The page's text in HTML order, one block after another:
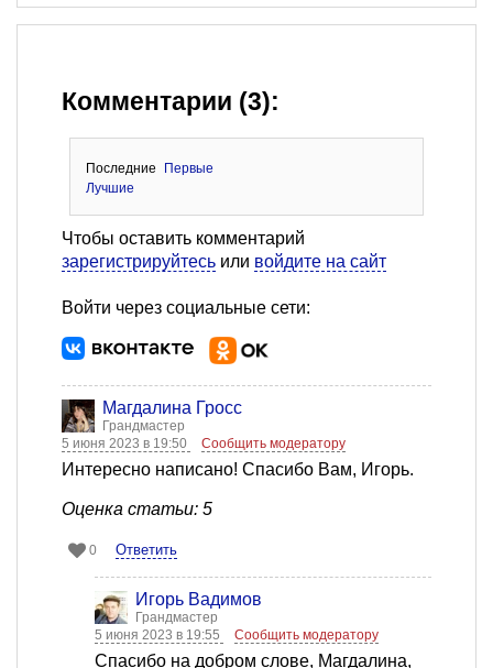
Комментарии (3):
Последние
Первые
Лучшие
Чтобы оставить комментарий
зарегистрируйтесь или войдите на сайт
Войти через социальные сети:
Магдалина Гросс
Грандмастер
5 июня 2023 в 19:50
Сообщить модератору
Интересно написано! Спасибо Вам, Игорь.
Оценка статьи: 5
0 Ответить
Игорь Вадимов
Грандмастер
5 июня 2023 в 19:55
Сообщить модератору
Спасибо на добром слове, Магдалина,